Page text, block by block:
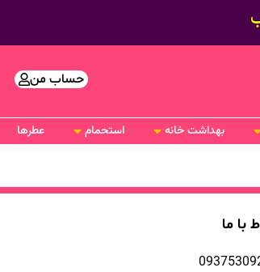
حساب من
بهداشت خانه استحمام عطرها
با ما